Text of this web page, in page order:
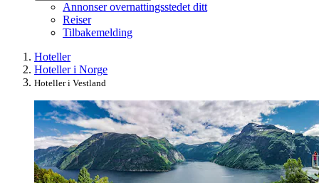
Annonser overnattingsstedet ditt
Reiser
Tilbakemelding
Hoteller
Hoteller i Norge
Hoteller i Vestland